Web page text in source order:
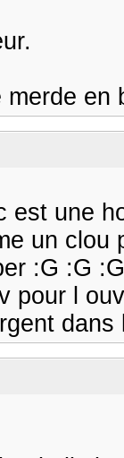
en
est une
un
:G :G :G
pour l